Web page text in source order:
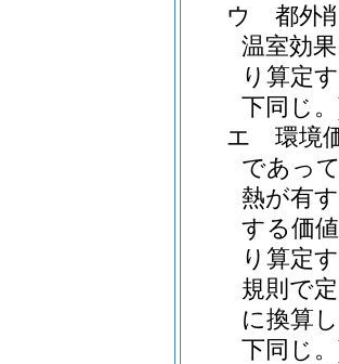
ウ
都外
温室効
り算定
下同じ
エ
環境
であっ
熱が有
する価
り算定
規則で
に換算
下同じ